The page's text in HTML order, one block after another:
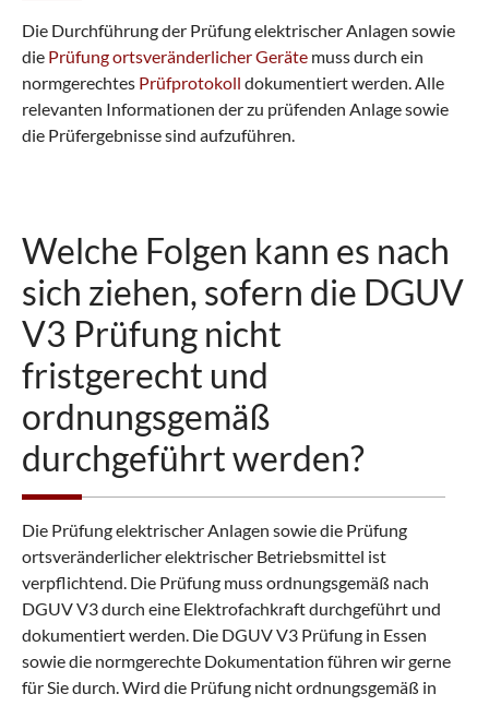
Die Durchführung der Prüfung elektrischer Anlagen sowie
die Prüfung ortsveränderlicher Geräte muss durch ein
normgerechtes Prüfprotokoll dokumentiert werden. Alle
relevanten Informationen der zu prüfenden Anlage sowie
die Prüfergebnisse sind aufzuführen.
Welche Folgen kann es nach
sich ziehen, sofern die DGUV
V3 Prüfung nicht
fristgerecht und
ordnungsgemäß
durchgeführt werden?
Die Prüfung elektrischer Anlagen sowie die Prüfung
ortsveränderlicher elektrischer Betriebsmittel ist
verpflichtend. Die Prüfung muss ordnungsgemäß nach
DGUV V3 durch eine Elektrofachkraft durchgeführt und
dokumentiert werden. Die DGUV V3 Prüfung in Essen
sowie die normgerechte Dokumentation führen wir gerne
für Sie durch. Wird die Prüfung nicht ordnungsgemäß in